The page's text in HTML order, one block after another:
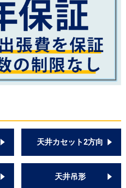
天井カセット2方向
天井吊形